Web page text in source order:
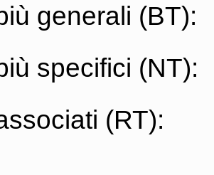
generali (BT):
specifici (NT):
(RT):